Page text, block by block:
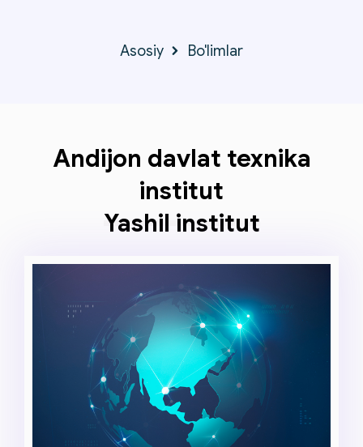
Asosiy Bo'limlar
Andijon davlat texnika
institut
Yashil institut